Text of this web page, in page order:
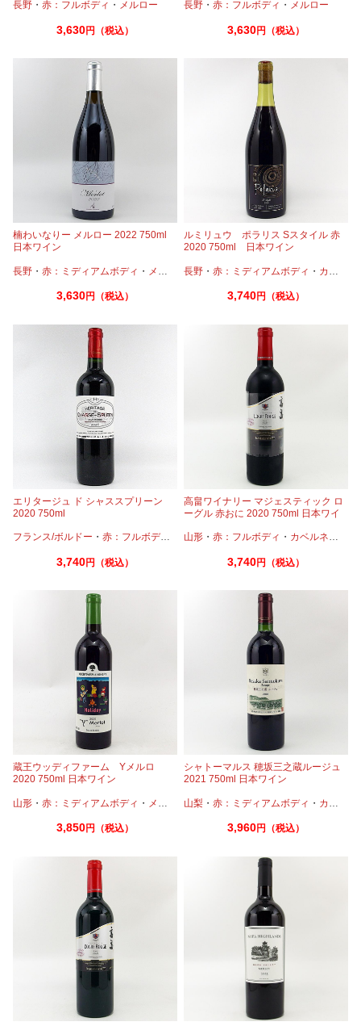
長野 ・ 赤：フルボディ ・ メルロー
3,630円（税込）
長野 ・赤：フルボディ ・ メルロー
3,630円（税込）
楠わいなりー メルロー 2022 750ml
日本ワイン
長野 ・ 赤：ミディアムボディ ・ メルロー
3,630円（税込）
ルミリュウ ポラリス Sスタイル 赤
2020 750ml 日本ワイン
長野 ・赤：ミディアムボディ ・ カベルネ
3,740円（税込）
エリタージュ ド シャススプリーン
2020 750ml
フランス/ボルドー ・ 赤：フルボディ カベルネ・ プティヴェルド・メルロー
3,740円（税込）
高畠ワイナリー マジェスティック ロ
ーグル 赤おに 2020 750ml 日本ワイ
山形 ・赤：フルボディ ・ カベルネ・
3,740円（税込）
蔵王ウッディファーム Yメルロ
2020 750ml 日本ワイン
山形 ・ 赤：ミディアムボディ ・ メルロー
3,850円（税込）
シャトーマルス 穂坂三之蔵ルージュ
2021 750ml 日本ワイン
山梨 ・赤：ミディアムボディ ・ カベルネ
3,960円（税込）